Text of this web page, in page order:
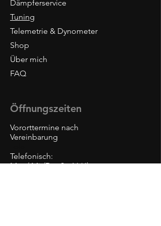
Dämpferservice
Tuning
Telemetrie & Dynometer
Shop
Über mich
FAQ
Öffnungszeiten
Vororttermine nach
Vereinbarung
Telefonisch:
Mo. / Mi /Do:9 - 16 Uhr